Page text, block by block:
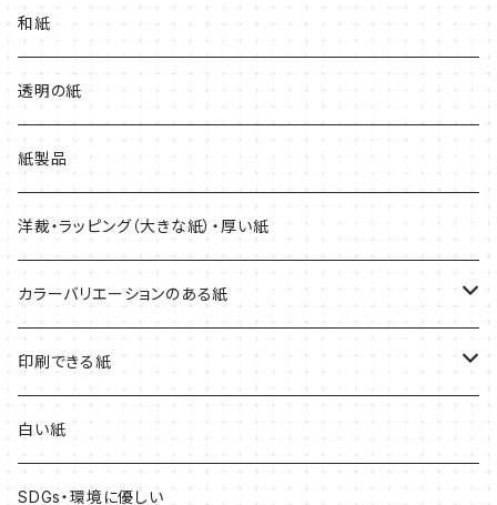
和紙・その他
厚紙
タント
マーメイド
和紙
透明の紙
紙製品
洋裁・ラッピング（大きな紙）・厚い紙
カラーバリエーションのある紙
赤系
青系
黄色系
印刷できる紙
レーザープリンター専用
インクジェットプリンター専用
白い紙
SDGs・環境に優しい